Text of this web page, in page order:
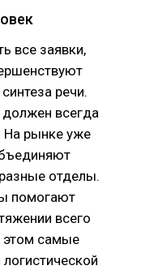
все заявки,
речи.
должен всегда
На рынке уже
отделы.
помогают
всего
этом самые